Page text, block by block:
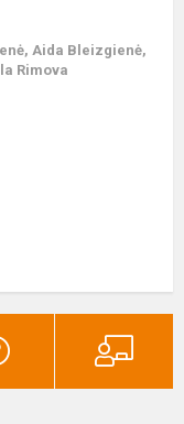
Aida Bleizgienė,
Rimova